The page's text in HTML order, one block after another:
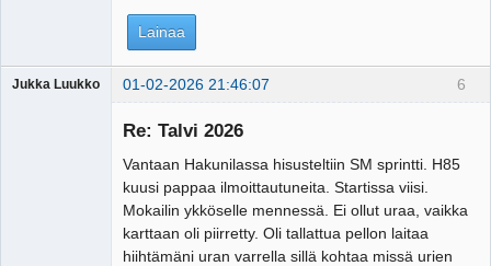
Lainaa
6
Jukka Luukko 01-02-2026 21:46:07
Re: Talvi 2026
Vantaan Hakunilassa hisusteltiin SM sprintti. H85
kuusi pappaa ilmoittautuneita. Startissa viisi.
Mokailin ykköselle mennessä. Ei ollut uraa, vaikka
karttaan oli piirretty. Oli tallattua pellon laitaa
hiihtämäni uran varrella sillä kohtaa missä urien